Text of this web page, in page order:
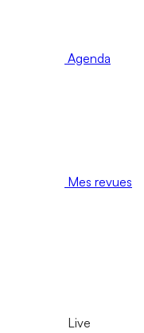
Agenda
Mes revues
Live